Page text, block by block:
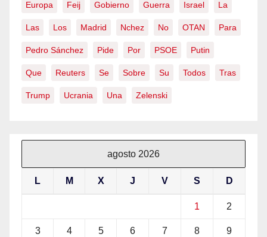
Europa Feij Gobierno Guerra Israel La
Las Los Madrid Nchez No OTAN Para
Pedro Sánchez Pide Por PSOE Putin
Que Reuters Se Sobre Su Todos Tras
Trump Ucrania Una Zelenski
agosto 2026
L M X J V S D
1 2
3 4 5 6 7 8 9